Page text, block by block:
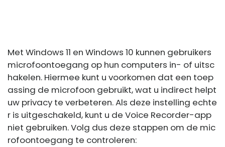
Met Windows 11 en Windows 10 kunnen gebruikers
microfoontoegang op hun computers in- of uitsc
hakelen. Hiermee kunt u voorkomen dat een toep
assing de microfoon gebruikt, wat u indirect helpt
uw ​​privacy te verbeteren. Als deze instelling echte
r is uitgeschakeld, kunt u de Voice Recorder-app
niet gebruiken. Volg dus deze stappen om de mic
rofoontoegang te controleren: